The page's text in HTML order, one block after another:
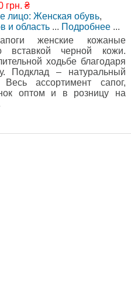
грн. ₴
лицо: Женская обувь,
и область ... Подробнее ...
женские кожаные
вставкой черной кожи.
ходьбе благодаря
Подклад – натуральный
ассортимент сапог,
оптом и в розницу на